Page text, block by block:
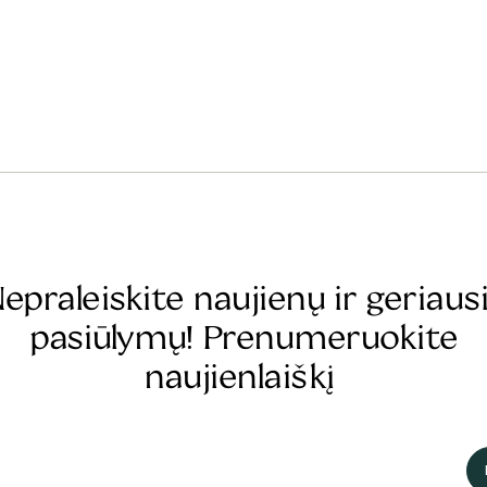
naujienų ir
pasiūlymų! Prenumeruokite
naujienlaiškį